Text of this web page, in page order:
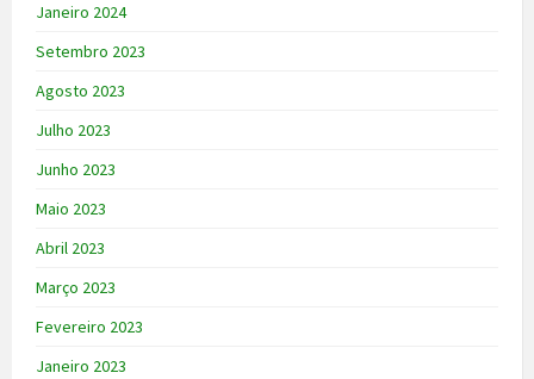
Janeiro 2024
Setembro 2023
Agosto 2023
Julho 2023
Junho 2023
Maio 2023
Abril 2023
Março 2023
Fevereiro 2023
Janeiro 2023